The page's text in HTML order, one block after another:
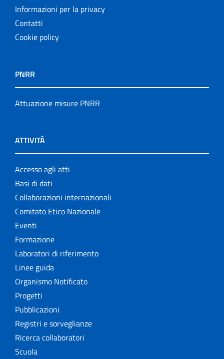
Informazioni per la privacy
Contatti
Cookie policy
PNRR
Attuazione misure PNRR
ATTIVITÀ
Accesso agli atti
Basi di dati
Collaborazioni internazionali
Comitato Etico Nazionale
Eventi
Formazione
Laboratori di riferimento
Linee guida
Organismo Notificato
Progetti
Pubblicazioni
Registri e sorveglianze
Ricerca collaboratori
Scuola